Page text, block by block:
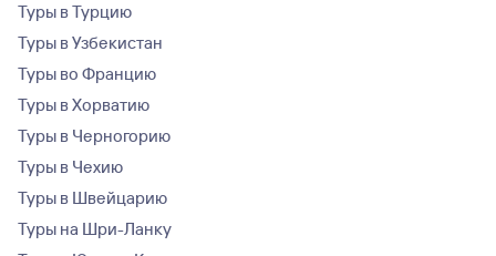
Туры в Турцию
Туры в Узбекистан
Туры во Францию
Туры в Хорватию
Туры в Черногорию
Туры в Чехию
Туры в Швейцарию
Туры на Шри-Ланку